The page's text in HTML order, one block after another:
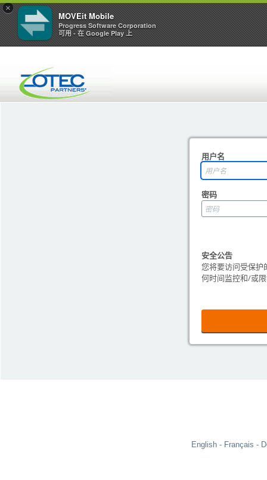
×
MOVEit Mobile
Progress Software Corporation
可用 - 在 Google Play 上
用户名
密码
安全公告
您将要访问受保护
何时间监控和/或
English Français